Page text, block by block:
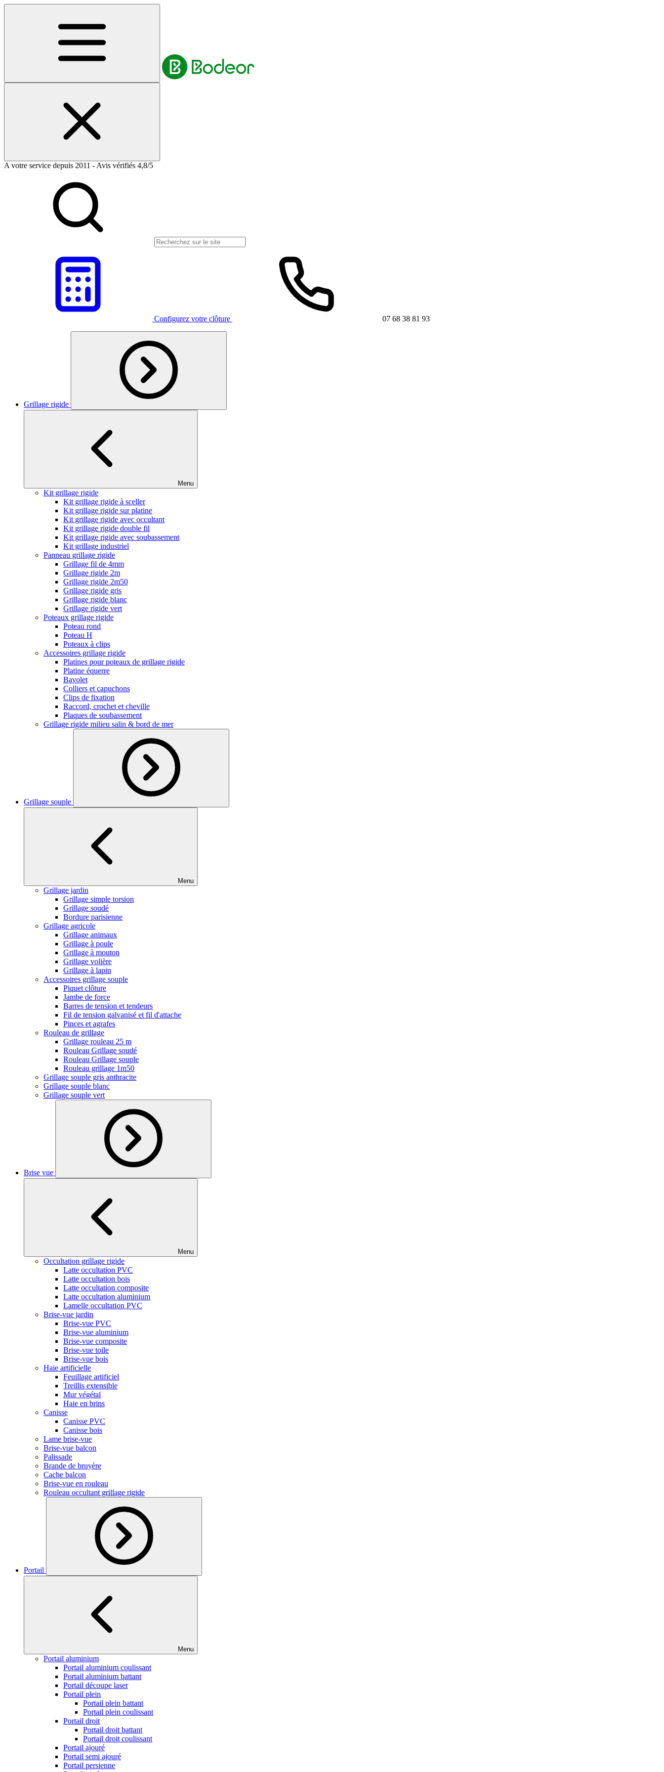
A votre service depuis 2011 - Avis vérifiés 4,8/5
Configurez votre clôture 07 68 38 81 93
Grillage rigide
Menu
Kit grillage rigide
Kit grillage rigide à sceller
Kit grillage rigide sur platine
Kit grillage rigide avec occultant
Kit grillage rigide double fil
Kit grillage rigide avec soubassement
Kit grillage industriel
Panneau grillage rigide
Grillage fil de 4mm
Grillage rigide 2m
Grillage rigide 2m50
Grillage rigide gris
Grillage rigide blanc
Grillage rigide vert
Poteaux grillage rigide
Poteau rond
Poteau H
Poteaux à clips
Accessoires grillage rigide
Platines pour poteaux de grillage rigide
Platine équerre
Bavolet
Colliers et capuchons
Clips de fixation
Raccord, crochet et cheville
Plaques de soubassement
Grillage rigide milieu salin & bord de mer
Grillage souple
Menu
Grillage jardin
Grillage simple torsion
Grillage soudé
Bordure parisienne
Grillage agricole
Grillage animaux
Grillage à poule
Grillage à mouton
Grillage volière
Grillage à lapin
Accessoires grillage souple
Piquet clôture
Jambe de force
Barres de tension et tendeurs
Fil de tension galvanisé et fil d'attache
Pinces et agrafes
Rouleau de grillage
Grillage rouleau 25 m
Rouleau Grillage soudé
Rouleau Grillage souple
Rouleau grillage 1m50
Grillage souple gris anthracite
Grillage souple blanc
Grillage souple vert
Brise vue
Menu
Occultation grillage rigide
Latte occultation PVC
Latte occultation bois
Latte occultation composite
Latte occultation aluminium
Lamelle occultation PVC
Brise-vue jardin
Brise-vue PVC
Brise-vue aluminium
Brise-vue composite
Brise-vue toile
Brise-vue bois
Haie artificielle
Feuillage artificiel
Treillis extensible
Mur végétal
Haie en brins
Canisse
Canisse PVC
Canisse bois
Lame brise-vue
Brise-vue balcon
Palissade
Brande de bruyère
Cache balcon
Brise-vue en rouleau
Rouleau occultant grillage rigide
Portail
Menu
Portail aluminium
Portail aluminium coulissant
Portail aluminium battant
Portail découpe laser
Portail plein
Portail plein battant
Portail plein coulissant
Portail droit
Portail droit battant
Portail droit coulissant
Portail ajouré
Portail semi ajouré
Portail persienne